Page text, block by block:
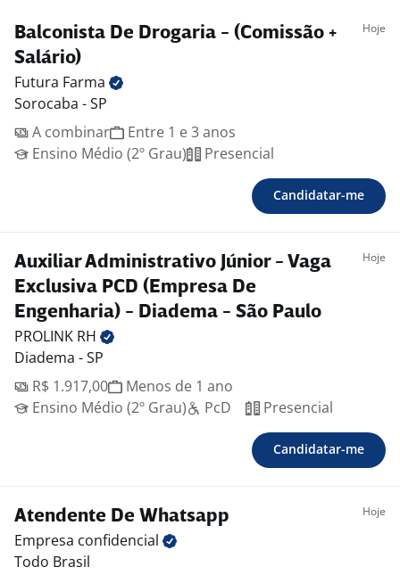
Balconista De Drogaria - (Comissão +
Salário)
Hoje
Futura Farma
Sorocaba - SP
A combinar
Entre 1 e 3 anos
Ensino Médio (2º Grau)
Presencial
Candidatar-me
Auxiliar Administrativo Júnior - Vaga
Exclusiva PCD (Empresa De
Engenharia) - Diadema - São Paulo
Hoje
PROLINK RH
Diadema - SP
R$ 1.917,00
Menos de 1 ano
Ensino Médio (2º Grau)
PcD Presencial
Candidatar-me
Atendente De Whatsapp Hoje
Empresa confidencial
Todo Brasil